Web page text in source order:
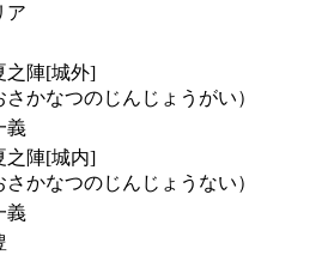
ア
之陣[城外]
さかなつのじんじょうがい）
義
之陣[城内]
さかなつのじんじょうない）
義